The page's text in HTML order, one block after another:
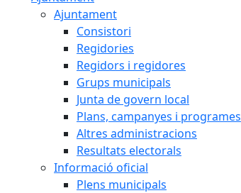
Ajuntament
Consistori
Regidories
Regidors i regidores
Grups municipals
Junta de govern local
Plans, campanyes i programes
Altres administracions
Resultats electorals
Informació oficial
Plens municipals